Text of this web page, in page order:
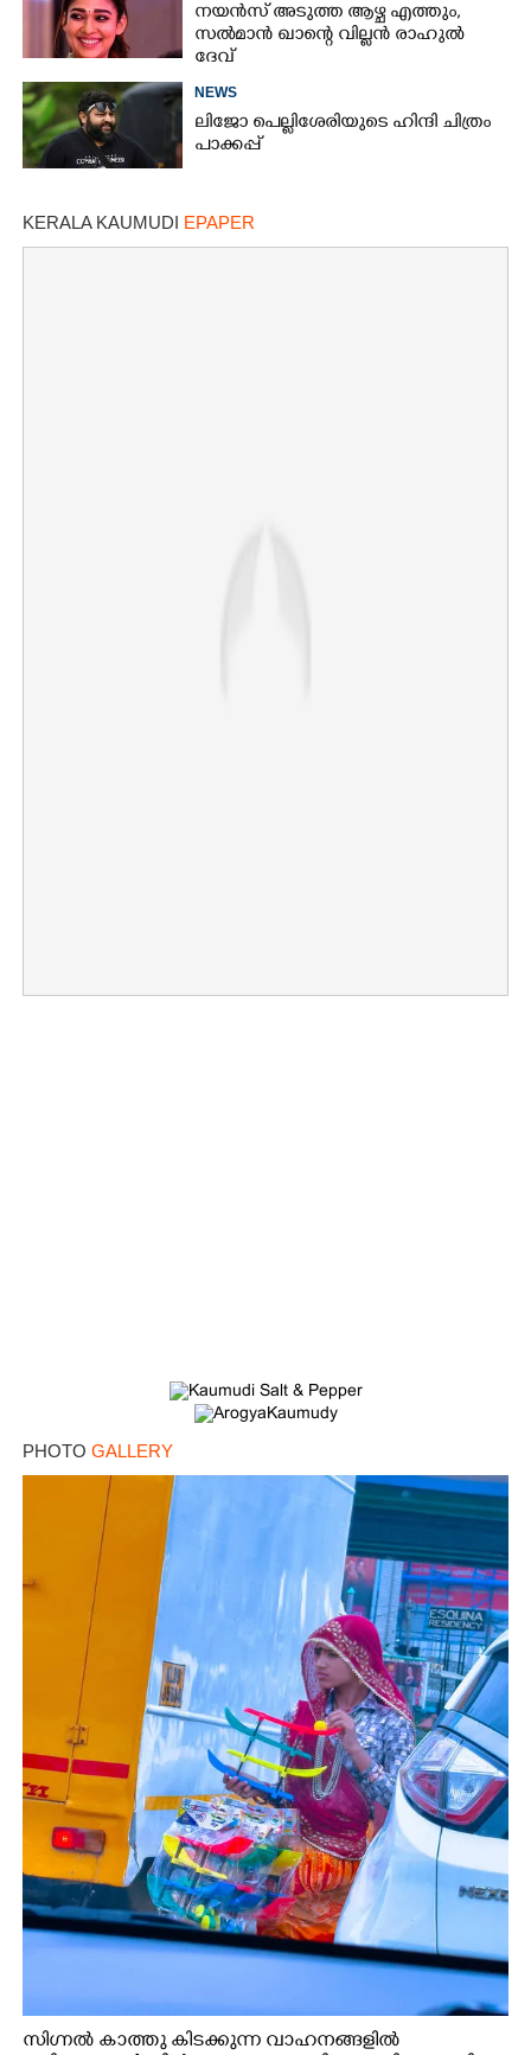
നയൻസ് അടുത്ത ആഴ്ച എത്തും,
സൽമാൻ ഖാന്റെ വില്ലൻ രാഹുൽ
ദേവ്
NEWS
ലിജോ പെല്ലിശേരിയുടെ ഹിന്ദി ചിത്രം
പാക്കപ്പ്
KERALA KAUMUDI EPAPER
PHOTO GALLERY
സിഗ്നൽ കാത്തു കിടക്കുന്ന വാഹനങ്ങളിൽ